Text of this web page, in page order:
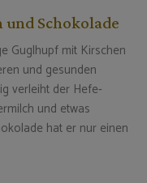
Schokolade
Guglhupf mit Kirschen
und gesunden
verleiht der Hefe-
und etwas
hat er nur einen